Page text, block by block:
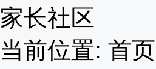
家长社区
当前位置: 首页